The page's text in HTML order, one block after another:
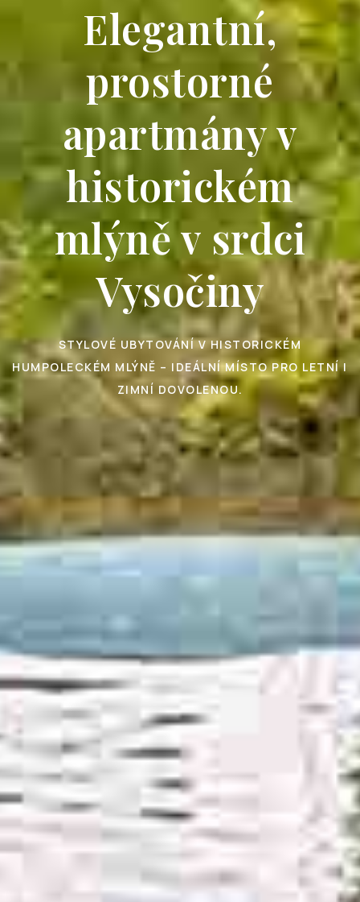
Elegantní,
prostorné
apartmány v
historickém
mlýně v srdci
Vysočiny
STYLOVÉ UBYTOVÁNÍ V HISTORICKÉM
HUMPOLECKÉM MLÝNĚ – IDEÁLNÍ MÍSTO PRO LETNÍ I
ZIMNÍ DOVOLENOU.